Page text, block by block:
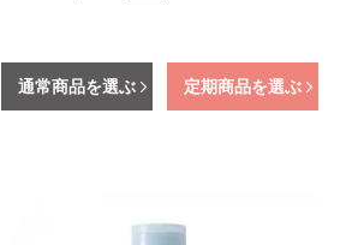
通常商品を選ぶ 定期商品を選ぶ